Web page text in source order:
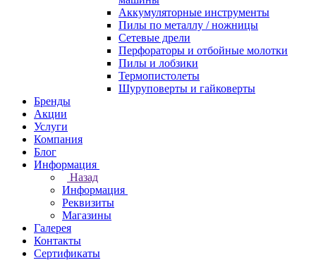
Аккумуляторные инструменты
Пилы по металлу / ножницы
Сетевые дрели
Перфораторы и отбойные молотки
Пилы и лобзики
Термопистолеты
Шуруповерты и гайковерты
Бренды
Акции
Услуги
Компания
Блог
Информация
Назад
Информация
Реквизиты
Магазины
Галерея
Контакты
Сертификаты